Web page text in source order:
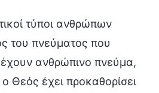
τύποι ανθρώπων
του πνεύματος που
έχουν ανθρώπινο πνεύμα,
ο Θεός έχει προκαθορίσει